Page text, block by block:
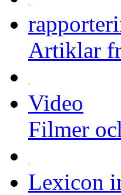
Artiklar
Video
Filmer
Lexicon